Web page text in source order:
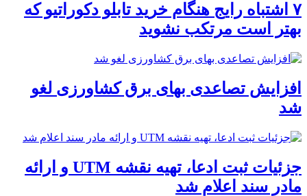
۷ اشتباه رایج هنگام خرید تابلو دکوراتیو که
بهتر است مرتکب نشوید
افزایش تصاعدی بهای برق کشاورزی لغو
شد
جزئیات ثبت ادعا، تهیه نقشه UTM و ارائه
مادر سند اعلام شد